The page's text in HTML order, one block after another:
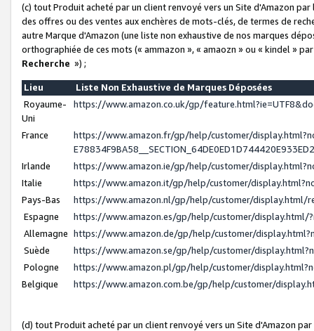
(c) tout Produit acheté par un client renvoyé vers un Site d'Amazon
des offres ou des ventes aux enchères de mots-clés, de termes de
autre Marque d'Amazon (une liste non exhaustive de nos marques
orthographiée de ces mots (« ammazon », « amaozn » ou « kindel »
Recherche ») ;
Lieu
Liste Non Exhaustive de Marques Déposées
Royaume-
Uni
https://www.amazon.co.uk/gp/
France
https://www.amazon.fr/gp/help/customer/
Irlande
https://www.amazon.ie/gp/help/customer/
Italie
https://www.amazon.it/gp/help/customer/
Pays-Bas
https://www.amazon.nl/gp/help/customer/display.html/
Espagne
https://www.amazon.es/gp/help/customer/display.html/
Allemagne https://www.amazon.de/gp/help/customer/
Suède
https://www.amazon.se/gp/help/customer/
Pologne
https://www.amazon.pl/gp/help/customer/
Belgique
https://www.amazon.com.be/gp/help/customer/
(d) tout Produit acheté par un client renvoyé vers un Site d'Amazon